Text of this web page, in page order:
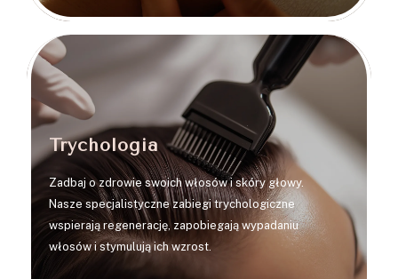
3
Trychologia
Zadbaj o zdrowie swoich włosów i skóry głowy.
Nasze specjalistyczne zabiegi trychologiczne
wspierają regenerację, zapobiegają wypadaniu
włosów i stymulują ich wzrost.